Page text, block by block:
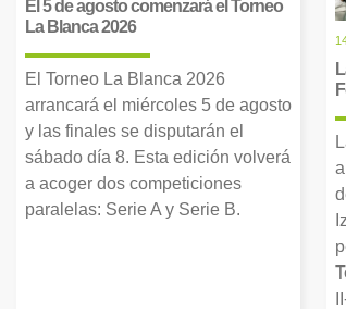
El 5 de agosto comenzará el Torneo
La Blanca 2026
El Torneo La Blanca 2026
arrancará el miércoles 5 de agosto
y las finales se disputarán el
sábado día 8. Esta edición volverá
a acoger dos competiciones
paralelas: Serie A y Serie B.